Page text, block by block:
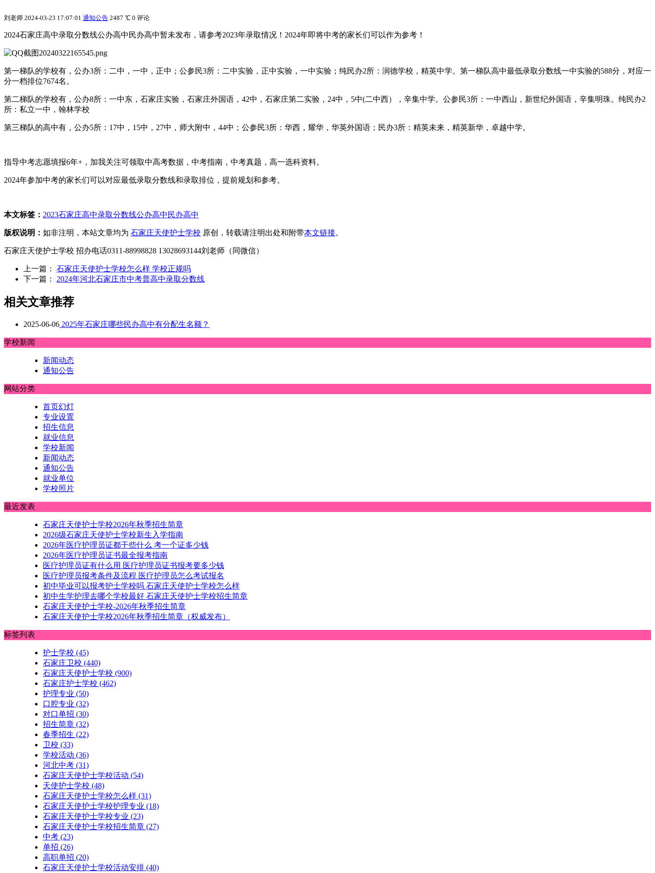
刘老师 2024-03-23 17:07:01 通知公告 2487 ℃ 0 评论
2024石家庄高中录取分数线公办高中民办高中暂未发布，请参考2023年录取情况！2024年即将中考的家长们可以作为参考！
第一梯队的学校有，公办3所：二中，一中，正中；公参民3所：二中实验，正中实验，一中实验；纯民办2所：润德学校，精英中学。第一梯队高中最低录取分数线一中实验的588分，对应一
分一档排位7674名。
第二梯队的学校有，公办8所：一中东，石家庄实验，石家庄外国语，42中，石家庄第二实验，24中，5中(二中西），辛集中学。公参民3所：一中西山，新世纪外国语，辛集明珠。纯民办2
所：私立一中，翰林学校
第三梯队的高中有，公办5所：17中，15中，27中，师大附中，44中；公参民3所：华西，耀华，华英外国语；民办3所：精英未来，精英新华，卓越中学。
指导中考志愿填报6年+，加我关注可领取中高考数据，中考指南，中考真题，高一选科资料。
2024年参加中考的家长们可以对应最低录取分数线和录取排位，提前规划和参考。
本文标签： 2023石家庄高中录取分数线公办高中 民办高中
版权说明： 如非注明，本站文章均为 石家庄天使护士学校 原创，转载请注明出处和附带本文链接。
石家庄天使护士学校 招办电话0311-88998828 13028693144刘老师（同微信）
上一篇： 石家庄天使护士学校怎么样 学校正规吗
下一篇： 2024年河北石家庄市中考普高中录取分数线
相关文章推荐
2025-06-06 2025年石家庄哪些民办高中有分配生名额？
学校新闻
新闻动态
通知公告
网站分类
首页幻灯
专业设置
招生信息
就业信息
学校新闻
新闻动态
通知公告
就业单位
学校照片
最近发表
石家庄天使护士学校2026年秋季招生简章
2026级石家庄天使护士学校新生入学指南
2026年医疗护理员证都干些什么 考一个证多少钱
2026年医疗护理员证书最全报考指南
医疗护理员证有什么用 医疗护理员证书报考要多少钱
医疗护理员报考条件及流程 医疗护理员怎么考试报名
初中毕业可以报考护士学校吗 石家庄天使护士学校怎么样
初中生学护理去哪个学校最好 石家庄天使护士学校招生简章
石家庄天使护士学校-2026年秋季招生简章
石家庄天使护士学校2026年秋季招生简章（权威发布）
标签列表
护士学校 (45)
石家庄卫校 (440)
石家庄天使护士学校 (900)
石家庄护士学校 (462)
护理专业 (50)
口腔专业 (32)
对口单招 (30)
招生简章 (32)
春季招生 (22)
卫校 (33)
学校活动 (36)
河北中考 (31)
石家庄天使护士学校活动 (54)
天使护士学校 (48)
石家庄天使护士学校怎么样 (31)
石家庄天使护士学校护理专业 (18)
石家庄天使护士学校专业 (23)
石家庄天使护士学校招生简章 (27)
中考 (23)
单招 (26)
高职单招 (20)
石家庄天使护士学校活动安排 (40)